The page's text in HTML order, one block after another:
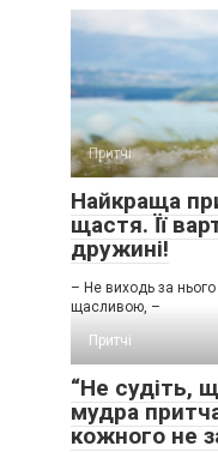
Притчі
Найкраща
щастя. Її
дружині!
– Не виходь за
щасливою, –
Притчі
“Не судіть,
мудра
кожного не